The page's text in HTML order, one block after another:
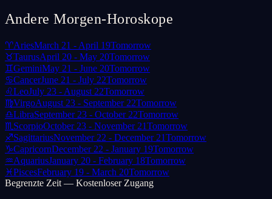
Andere Morgen-Horoskope
♈AriesMarch 21 - April 19Tomorrow
♉TaurusApril 20 - May 20Tomorrow
♊GeminiMay 21 - June 20Tomorrow
♋CancerJune 21 - July 22Tomorrow
♌LeoJuly 23 - August 22Tomorrow
♍VirgoAugust 23 - September 22Tomorrow
♎LibraSeptember 23 - October 22Tomorrow
♏ ScorpioOctober 23 - November 21Tomorrow
♐SagittariusNovember 22 - December 21Tomorrow
♑CapricornDecember 22 - January 19Tomorrow
♒AquariusJanuary 20 - February 18Tomorrow
♓PiscesFebruary 19 - March 20Tomorrow
Begrenzte Zeit — Kostenloser Zugang